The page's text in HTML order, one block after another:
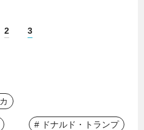
2 3
# ドナルド・トランプ